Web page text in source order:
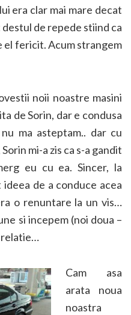
era clar mai mare decat
de repede stiind ca
el fericit. Acum strangem
noii noastre masini
de Sorin, dar e condusa
ma asteptam.. dar cu
mi-a zis ca s-a gandit
eu cu ea. Sincer, la
de a conduce acea
o renuntare la un vis…
si incepem (noi doua –
relatie…
Cam asa
arata noua
noastra